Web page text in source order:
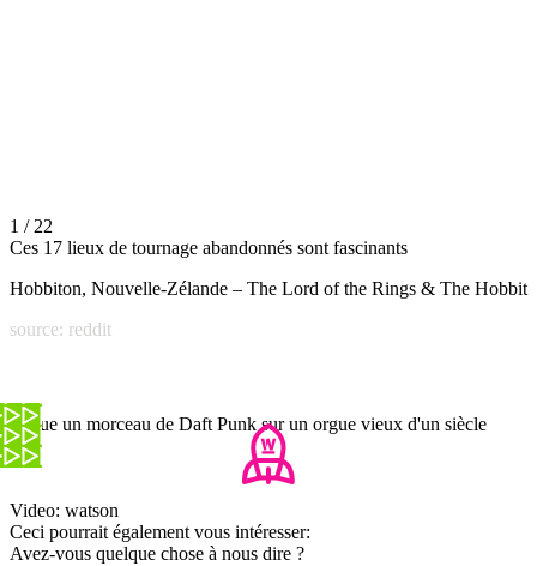
1 / 22
Ces 17 lieux de tournage abandonnés sont fascinants
Hobbiton, Nouvelle-Zélande – The Lord of the Rings & The Hobbit
source: reddit
Il joue un morceau de Daft Punk sur un orgue vieux d'un siècle
Video: watson
Ceci pourrait également vous intéresser:
Avez-vous quelque chose à nous dire ?